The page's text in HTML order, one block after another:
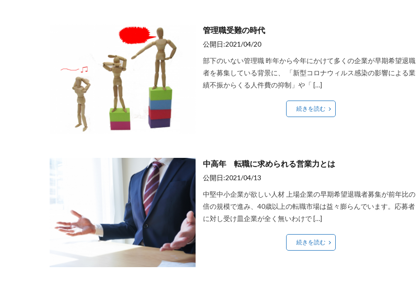
管理職受難の時代
公開日:2021/04/20
部下のいない管理職 昨年から今年にかけて多くの企業が早期希望退職
者を募集している背景に、 「新型コロナウィルス感染の影響による業
績不振からくる人件費の抑制」や「 […]
続きを読む
中高年 転職に求められる営業力とは
公開日:2021/04/13
中堅中小企業が欲しい人材 上場企業の早期希望退職者募集が前年比の
倍の規模で進み、40歳以上の転職市場は益々膨らんでいます。応募者
に対し受け皿企業が全く無いわけで […]
続きを読む